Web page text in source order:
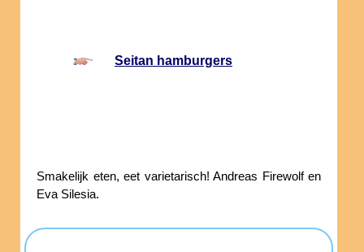
Seitan hamburgers
Smakelijk eten, eet varietarisch! Andreas Firewolf en
Eva Silesia.